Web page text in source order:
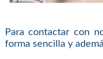
Para contactar con
forma sencilla y